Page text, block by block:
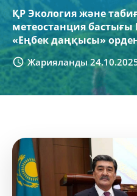
ҚР Экология және
метеостанция
«Еңбек даңқысы»
Жарияланды